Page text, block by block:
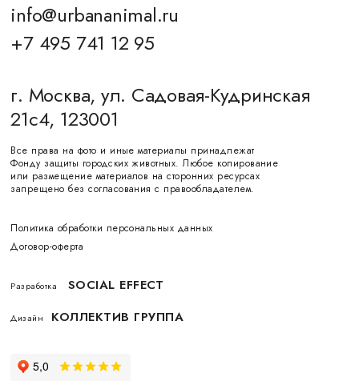
info@urbananimal.ru
+7 495 741 12 95
г. Москва, ул. Садовая-Кудринская
21с4, 123001
Все права на фото и иные материалы принадлежат
Фонду защиты городских животных. Любое копирование
или размещение материалов на сторонних ресурсах
запрещено без согласования с правообладателем.
Политика обработки персональных данных
Договор-оферта
Разработка SOCIAL EFFECT
Дизайн КОЛЛЕКТИВ ГРУППА